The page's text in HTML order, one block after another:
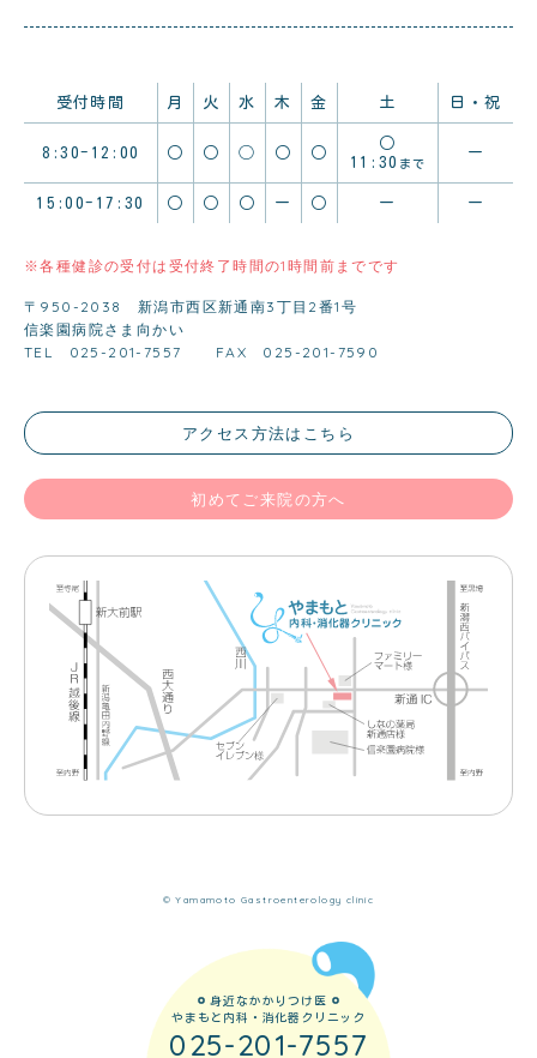
受付時間 月 火 水 木 金 土 日・祝
8:30-12:00 ○ ○ ◯ ○ ○
○
11:30 まで
ー
15:00-17:30 ○ ○ ○ ー ○ ー ー
※各種健診の受付は受付終了時間の1時間前までです
〒950-2038 新潟市西区新通南3丁目2番1号
信楽園病院さま向かい
TEL 025-201-7557
FAX 025-201-7590
アクセス方法はこちら
初めてご来院の方へ
© Yamamoto Gastroenterology clinic
身近なかかりつけ医
やまもと内科・消化器クリニック
025-201-7557